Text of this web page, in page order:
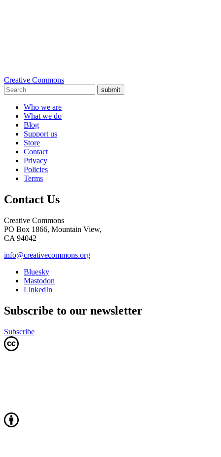
Creative Commons
submit
Who we are
What we do
Blog
Support us
Store
Contact
Privacy
Policies
Terms
Contact Us
Creative Commons
PO Box 1866, Mountain View,
CA 94042
info@creativecommons.org
Bluesky
Mastodon
LinkedIn
Subscribe to our newsletter
Subscribe